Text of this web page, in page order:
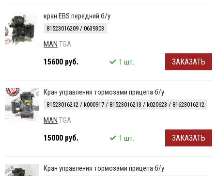
кран EBS передний б/у
81523016209 / 0639303
MAN TGA
15600 руб. 1 шт. ЗАКАЗАТЬ
Кран управления тормозами прицепа б/у
81523016212 / k000917 / 81523016213 / k020623 / 81623016212
MAN TGA
15000 руб. 1 шт. ЗАКАЗАТЬ
Кран управления тормозами прицепа б/у